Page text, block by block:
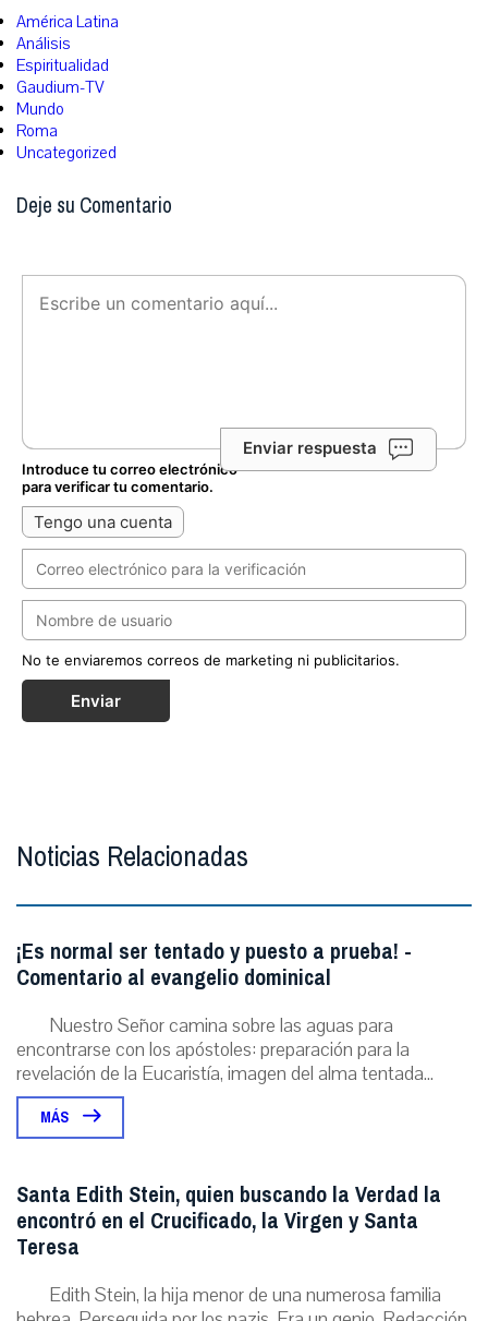
América Latina
Análisis
Espiritualidad
Gaudium-TV
Mundo
Roma
Uncategorized
Deje su Comentario
Enviar respuesta
Introduce tu correo electrónico
para verificar tu comentario.
Tengo una cuenta
No te enviaremos correos de marketing ni publicitarios.
Enviar
Noticias Relacionadas
¡Es normal ser tentado y puesto a prueba! -
Comentario al evangelio dominical
Nuestro Señor camina sobre las aguas para
encontrarse con los apóstoles: preparación para la
revelación de la Eucaristía, imagen del alma tentada...
MÁS
Santa Edith Stein, quien buscando la Verdad la
encontró en el Crucificado, la Virgen y Santa
Teresa
Edith Stein, la hija menor de una numerosa familia